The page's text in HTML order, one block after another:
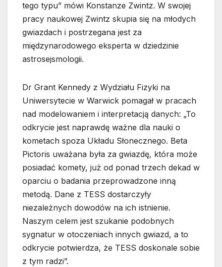
tego typu” mówi Konstanze Zwintz. W swojej
pracy naukowej Zwintz skupia się na młodych
gwiazdach i postrzegana jest za
międzynarodowego eksperta w dziedzinie
astrosejsmologii.
Dr Grant Kennedy z Wydziału Fizyki na
Uniwersytecie w Warwick pomagał w pracach
nad modelowaniem i interpretacją danych: „To
odkrycie jest naprawdę ważne dla nauki o
kometach spoza Układu Słonecznego. Beta
Pictoris uważana była za gwiazdę, która może
posiadać komety, już od ponad trzech dekad w
oparciu o badania przeprowadzone inną
metodą. Dane z TESS dostarczyły
niezależnych dowodów na ich istnienie.
Naszym celem jest szukanie podobnych
sygnatur w otoczeniach innych gwiazd, a to
odkrycie potwierdza, że TESS doskonale sobie
z tym radzi”.